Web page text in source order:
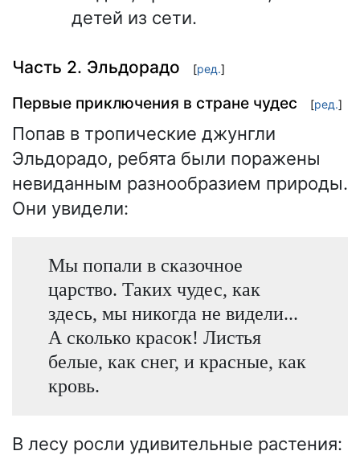
детей из сети.
Часть 2. Эльдорадо [ред.]
Первые приключения в стране чудес [ред.]
Попав в тропические джунгли
Эльдорадо, ребята были поражены
невиданным разнообразием природы.
Они увидели:
Мы попали в сказочное
царство. Таких чудес, как
здесь, мы никогда не видели...
А сколько красок! Листья
белые, как снег, и красные, как
кровь.
В лесу росли удивительные растения: